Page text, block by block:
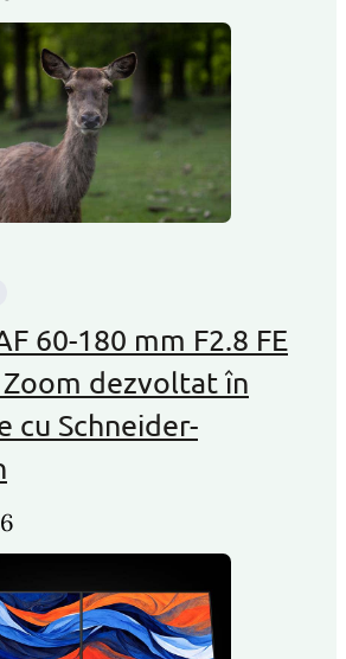
60-180 mm F2.8 FE
Zoom dezvoltat în
cu Schneider-